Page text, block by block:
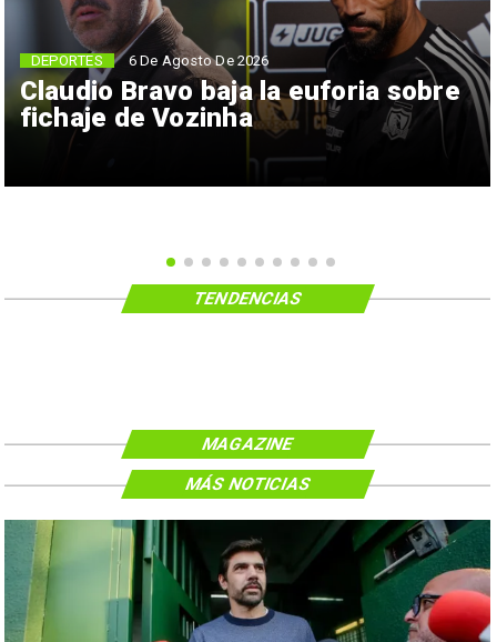
Claudio Bravo baja la euforia sobre
fichaje de Vozinha
DEPORTES 6 De Agosto De 2026
TENDENCIAS
MAGAZINE
MÁS NOTICIAS